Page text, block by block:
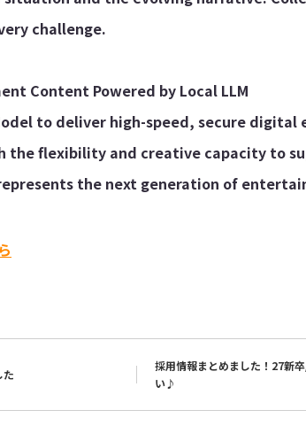
challenge.
Content Powered by Local LLM
to deliver high-speed, secure
the flexibility and creative capacity to
the next generation of
た
採用情報まとめました！27新
い♪